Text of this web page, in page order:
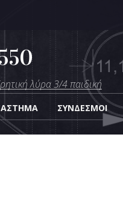
ΣΎΝΔΕΣΜΟΙ
λύρα 3/4 παιδική